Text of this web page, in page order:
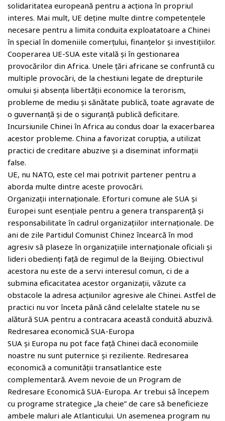
solidaritatea europeană pentru a acționa în propriul
interes. Mai mult, UE deține multe dintre competențele
necesare pentru a limita conduita exploatatoare a Chinei
în special în domeniile comerțului, finanțelor și investițiilor.
Cooperarea UE-SUA este vitală și în gestionarea
provocărilor din Africa. Unele țări africane se confruntă cu
multiple provocări, de la chestiuni legate de drepturile
omului și absența libertății economice la terorism,
probleme de mediu și sănătate publică, toate agravate de
o guvernanță și de o siguranță publică deficitare.
Incursiunile Chinei în Africa au condus doar la exacerbarea
acestor probleme. China a favorizat corupția, a utilizat
practici de creditare abuzive și a diseminat informații
false.
UE, nu NATO, este cel mai potrivit partener pentru a
aborda multe dintre aceste provocări.
Organizații internaționale. Eforturi comune ale SUA și
Europei sunt esențiale pentru a genera transparență și
responsabilitate în cadrul organizațiilor internaționale. De
ani de zile Partidul Comunist Chinez încearcă în mod
agresiv să plaseze în organizațiile internaționale oficiali și
lideri obedienți față de regimul de la Beijing. Obiectivul
acestora nu este de a servi interesul comun, ci de a
submina eficacitatea acestor organizații, văzute ca
obstacole la adresa acțiunilor agresive ale Chinei. Astfel de
practici nu vor înceta până când celelalte statele nu se
alătură SUA pentru a contracara această conduită abuzivă.
Redresarea economică SUA-Europa
SUA și Europa nu pot face față Chinei dacă economiile
noastre nu sunt puternice și reziliente. Redresarea
economică a comunității transatlantice este
complementară. Avem nevoie de un Program de
Redresare Economică SUA-Europa. Ar trebui să începem
cu programe strategice „la cheie” de care să beneficieze
ambele maluri ale Atlanticului. Un asemenea program nu